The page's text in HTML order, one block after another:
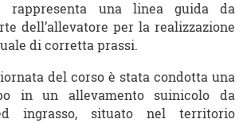
rappresenta una linea guida da
dell’allevatore per la realizzazione
di corretta prassi.
del corso è stata condotta una
in un allevamento suinicolo da
ingrasso, situato nel territorio